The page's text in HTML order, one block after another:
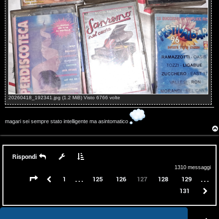
20260418_192341.jpg (1.2 MiB) Visto 6766 volte
magari sei sempre stato intelligente ma asintomatico
Rispondi
1310 messaggi
Pagina 127
Precedente
1 … 125 126 127 128 129 …
131
o
c
o
n
t
i
S
e
r
e